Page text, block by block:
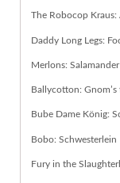
The Robocop Kraus:
Daddy Long Legs:
Merlons: Salamander
Ballycotton: Gnom’s
Bube Dame König:
Bobo: Schwesterlein
Fury in the